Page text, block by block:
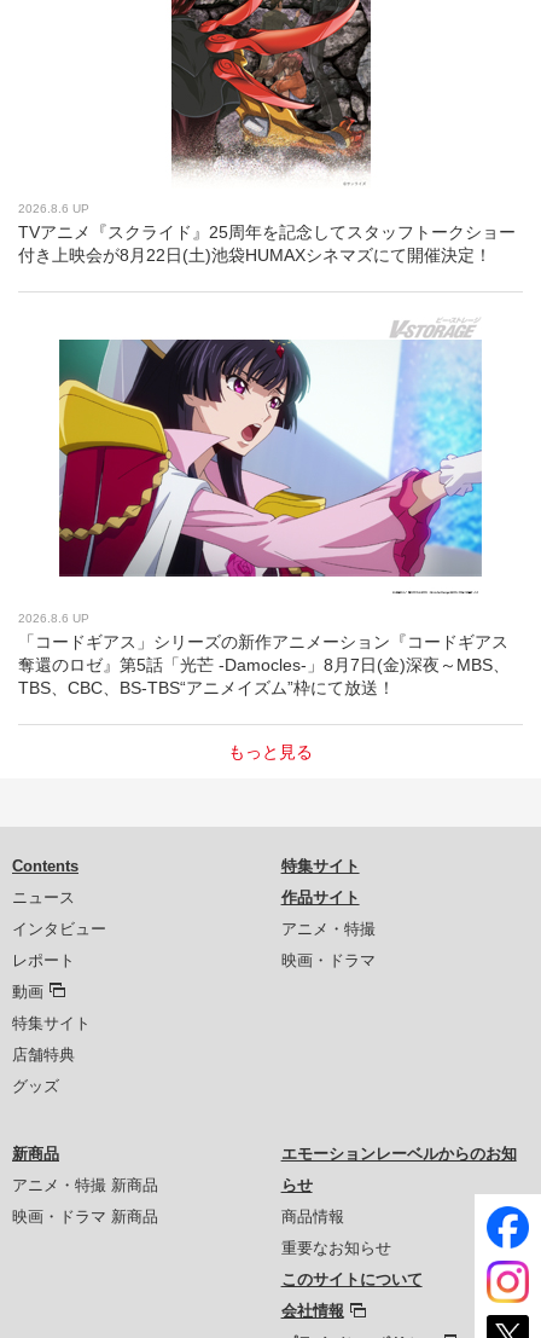
2026.8.6 UP
TVアニメ『スクライド』25周年を記念してスタッフトークショー
付き上映会が8月22日(土)池袋HUMAXシネマズにて開催決定！
2026.8.6 UP
「コードギアス」シリーズの新作アニメーション『コードギアス
奪還のロゼ』第5話「光芒 -Damocles-」8月7日(金)深夜～MBS、
TBS、CBC、BS-TBS“アニメイズム”枠にて放送！
もっと見る
Contents
ニュース
インタビュー
レポート
動画
特集サイト
店舗特典
グッズ
特集サイト
作品サイト
アニメ・特撮
映画・ドラマ
新商品
アニメ・特撮 新商品
映画・ドラマ 新商品
エモーションレーベルからのお知
らせ
商品情報
重要なお知らせ
このサイトについて
会社情報